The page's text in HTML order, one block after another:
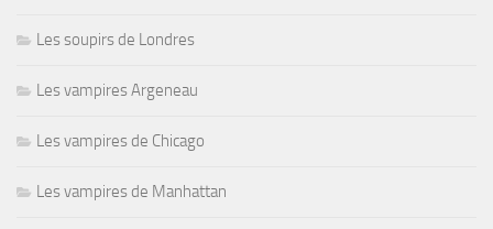
Les soupirs de Londres
Les vampires Argeneau
Les vampires de Chicago
Les vampires de Manhattan